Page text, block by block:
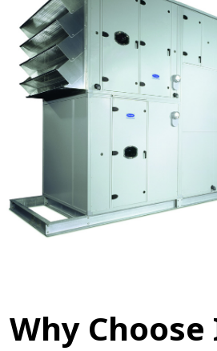
Why Choose